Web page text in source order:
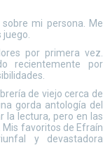
mi persona. Me
por primera vez.
recientemente por
de viejo cerca de
gorda antología del
la lectura, pero en las
Mis favoritos de Efraín
y devastadora